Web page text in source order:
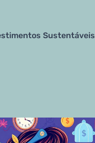
Sustentáveis